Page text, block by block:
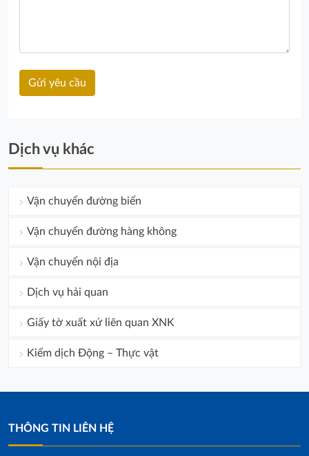
Dịch vụ khác
Vận chuyển đường biển
Vận chuyển đường hàng không
Vận chuyển nội địa
Dịch vụ hải quan
Giấy tờ xuất xứ liên quan XNK
Kiểm dịch Động – Thực vật
THÔNG TIN LIÊN HỆ